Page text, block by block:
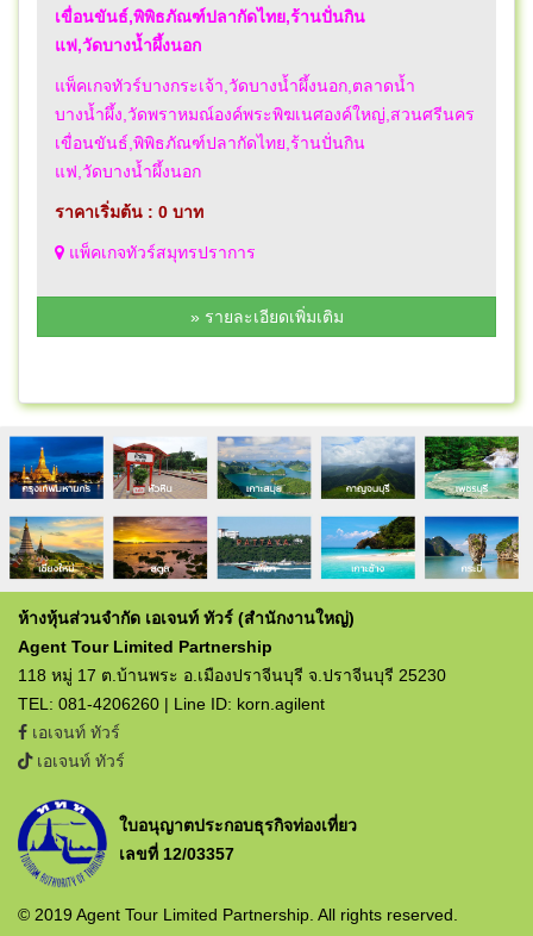
เขื่อนขันธ์,พิพิธภัณฑ์ปลากัดไทย,ร้านปั่นกิน
แฟ,วัดบางน้ำผึ้งนอก
แพ็คเกจทัวร์บางกระเจ้า,วัดบางน้ำผึ้งนอก,ตลาดน้ำ
บางน้ำผึ้ง,วัดพราหมณ์องค์พระพิฆเนศองค์ใหญ่,สวนศรีนคร
เขื่อนขันธ์,พิพิธภัณฑ์ปลากัดไทย,ร้านปั่นกิน
แฟ,วัดบางน้ำผึ้งนอก
ราคาเริ่มต้น : 0 บาท
แพ็คเกจทัวร์สมุทรปราการ
» รายละเอียดเพิ่มเติม
ห้างหุ้นส่วนจำกัด เอเจนท์ ทัวร์ (สำนักงานใหญ่)
Agent Tour Limited Partnership
118 หมู่ 17 ต.บ้านพระ อ.เมืองปราจีนบุรี จ.ปราจีนบุรี 25230
TEL: 081-4206260 | Line ID: korn.agilent
เอเจนท์ ทัวร์
เอเจนท์ ทัวร์
ใบอนุญาตประกอบธุรกิจท่องเที่ยว
เลขที่ 12/03357
© 2019 Agent Tour Limited Partnership. All rights reserved.